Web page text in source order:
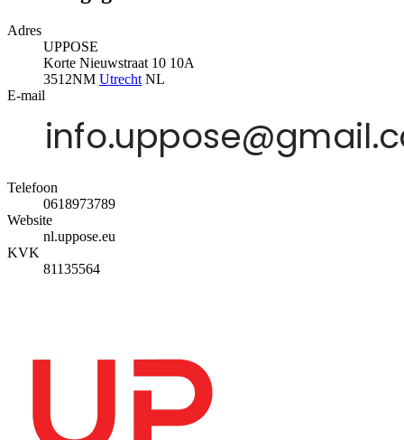
Adres
UPPOSE
Korte Nieuwstraat 10 10A
3512NM Utrecht NL
E-mail
Telefoon
0618973789
Website
nl.uppose.eu
KVK
81135564